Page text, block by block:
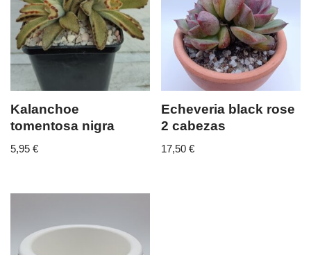
Kalanchoe
tomentosa nigra
5,95 €
Echeveria black rose
2 cabezas
17,50€